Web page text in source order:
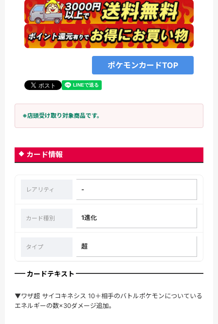
ポケモンカードTOP
※店頭受け取り対象商品です。
カード情報
レアリティ -
カード種別 1進化
タイプ 超
カードテキスト
▼ワザ超 サイコキネシス 10＋相手のバトルポケモンについている
エネルギーの数×30ダメージ追加。